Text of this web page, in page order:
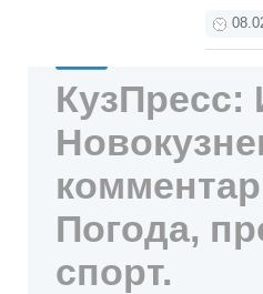
КузПресс:
Погода,
спорт.